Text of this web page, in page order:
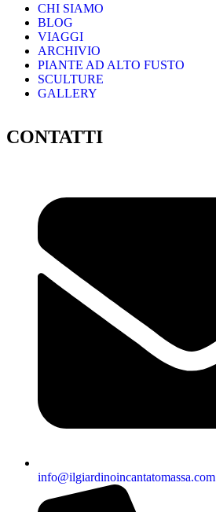
CHI SIAMO
BLOG
VIAGGI
ARCHIVIO
PIANTE AD ALTO FUSTO
SCULTURE
GALLERY
CONTATTI
info@ilgiardinoincantatomassa.com